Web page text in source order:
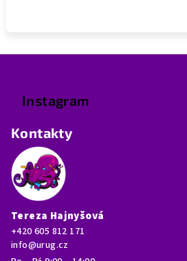
Instagram
Kontakty
Tereza Hajnyšová
+420 605 812 171
info@urug.cz